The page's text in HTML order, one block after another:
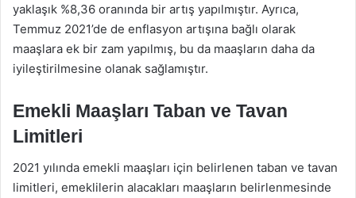
yaklaşık %8,36 oranında bir artış yapılmıştır. Ayrıca,
Temmuz 2021’de de enflasyon artışına bağlı olarak
maaşlara ek bir zam yapılmış, bu da maaşların daha da
iyileştirilmesine olanak sağlamıştır.
Emekli Maaşları Taban ve Tavan
Limitleri
2021 yılında emekli maaşları için belirlenen taban ve tavan
limitleri, emeklilerin alacakları maaşların belirlenmesinde